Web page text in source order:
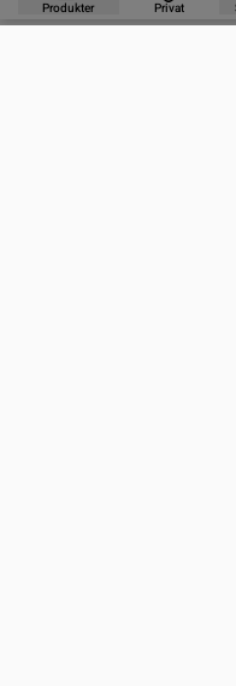
Produkter Privat